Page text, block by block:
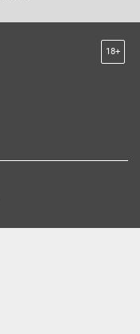
18+